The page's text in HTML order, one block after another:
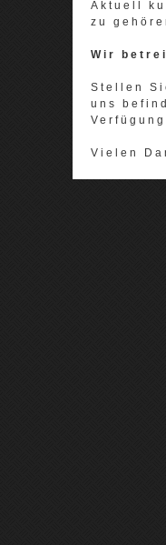
Aktuell
zu
Wir
Stellen
uns
Vielen